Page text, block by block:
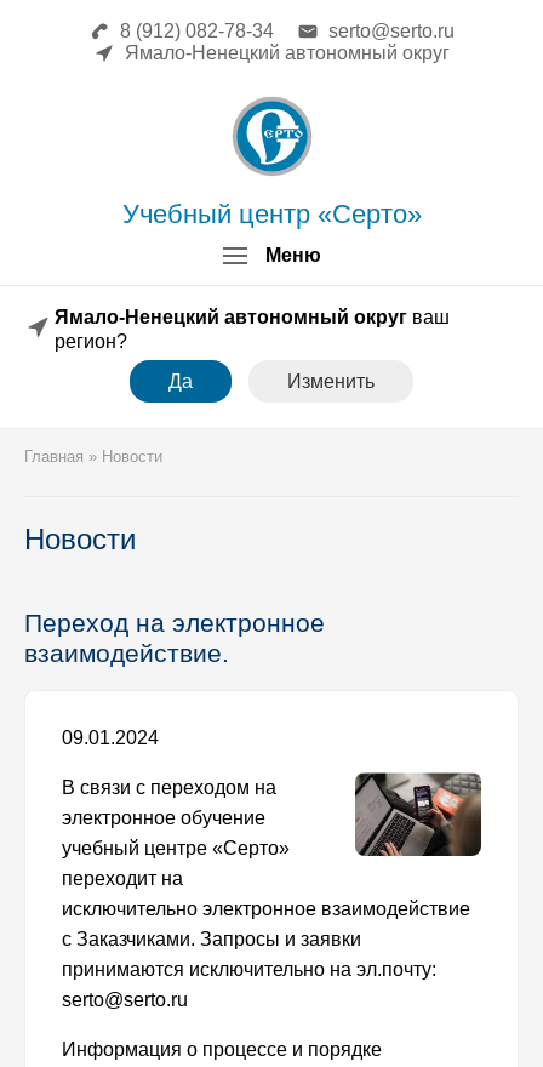
Меню
Учебный центр «Серто»
8 (912) 082-78-34
serto@serto.ru
Ямало-Ненецкий автономный округ
Ямало-Ненецкий автономный округваш
регион?
Да
Изменить
Главная » Новости
Новости
Переход на электронное
взаимодействие.
09.01.2024
В связи с переходом на
электронное обучение
учебный центре «Серто»
переходит на
исключительно электронное взаимодействие
с Заказчиками. Запросы и заявки
принимаются исключительно на эл.почту:
serto@serto.ru
Информация о процессе и порядке
Главная
Повышение квалификации
Профессиональная переподготовка
Форма заявки
Образец диплома
Аттестация поверителей
Системы менеджмента
Реквизиты